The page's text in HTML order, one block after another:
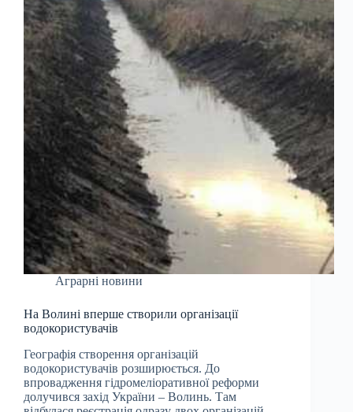
Аграрні новини
На Волині вперше створили організації
водокористувачів
Географія створення організацій
водокористувачів розширюється. До
впровадження гідромеліоративної реформи
долучився захід України – Волинь. Там